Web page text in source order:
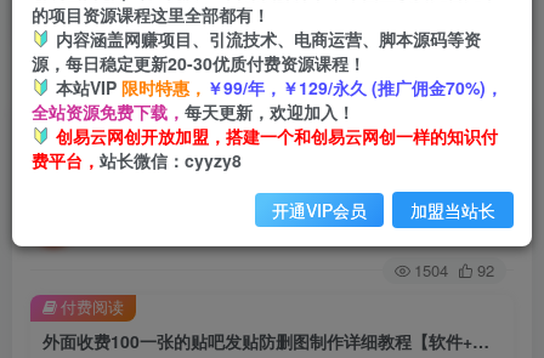
脚本卡密
首页 创业课程 会员免费 正文
外面收费100一张的贴吧发贴防删图制作详细教程
【软件+教程】
关注
1504 92
外面收费100一张的贴吧发贴防删图制作详细教程【软件+教程】
付费阅读
的项目资源课程这里全部都有！
内容涵盖网赚项目、引流技术、电商运营、脚本源码等资
源，每日稳定更新20-30优质付费资源课程！
本站VIP 限时特惠， ￥99/年，￥129/永久 (推广佣金70%)，
全站资源免费下载， 每天更新，欢迎加入！
创易云网创开放加盟，搭建一个和创易云网创一样的知识付
费平台， 站长微信：cyyzy8
开通VIP会员 加盟当站长